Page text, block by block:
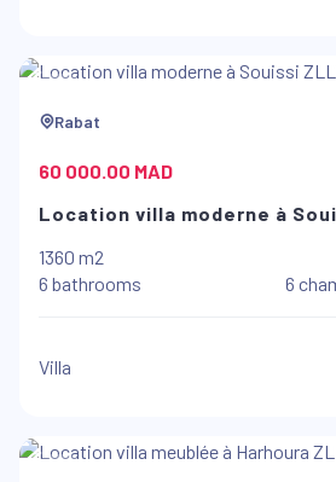
Rabat
60 000.00 MAD
Location villa moderne à
1360 m2
6 bathrooms
6
Villa